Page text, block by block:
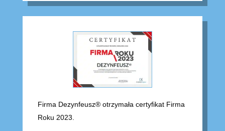
Firma Dezynfeusz® otrzymała certyfikat Firma
Roku 2023.